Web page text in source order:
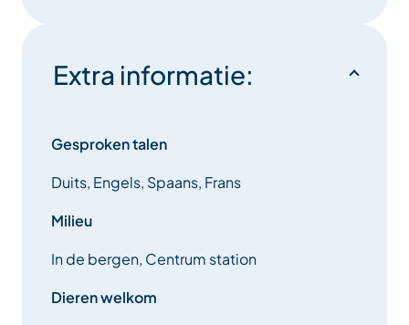
Extra informatie:
Gesproken talen
Duits, Engels, Spaans, Frans
Milieu
In de bergen, Centrum station
Dieren welkom